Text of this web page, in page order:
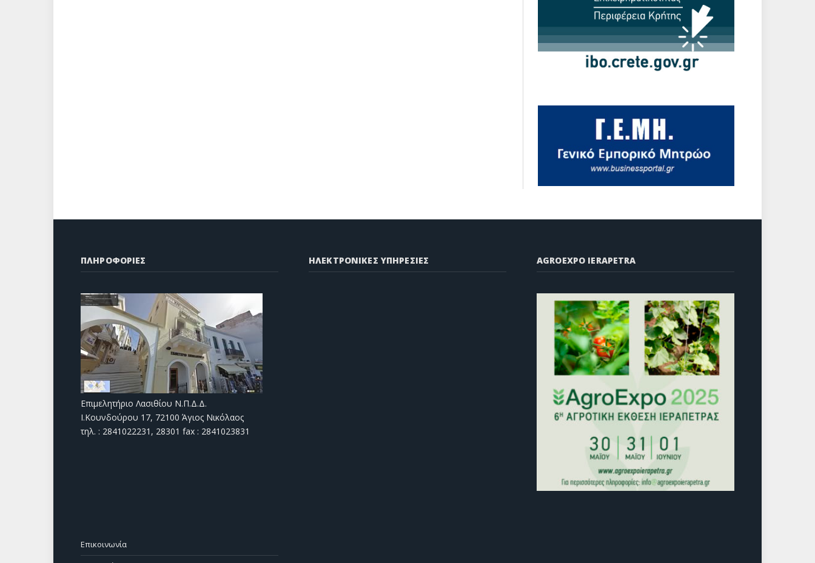
ΠΛΗΡΟΦΟΡΙΕΣ
Επιμελητήριο Λασιθίου Ν.Π.Δ.Δ.
Ι.Κουνδούρου 17, 72100 Άγιος Νικόλαος
τηλ. : 2841022231, 28301 fax : 2841023831
ΗΛΕΚΤΡΟΝΙΚΕΣ ΥΠΗΡΕΣΙΕΣ AGROEXPO IERAPETRA
Επικοινωνία